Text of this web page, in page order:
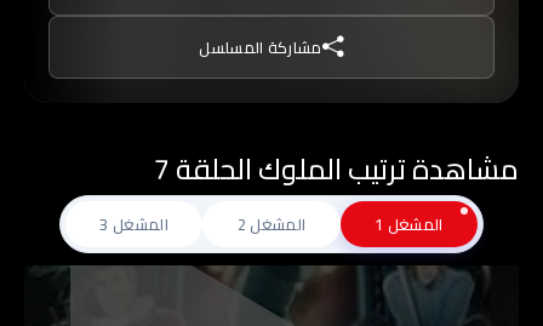
مشاركة المسلسل
مشاهدة ترتيب الملوك الحلقة 7
المشغل 1 المشغل 2 المشغل 3